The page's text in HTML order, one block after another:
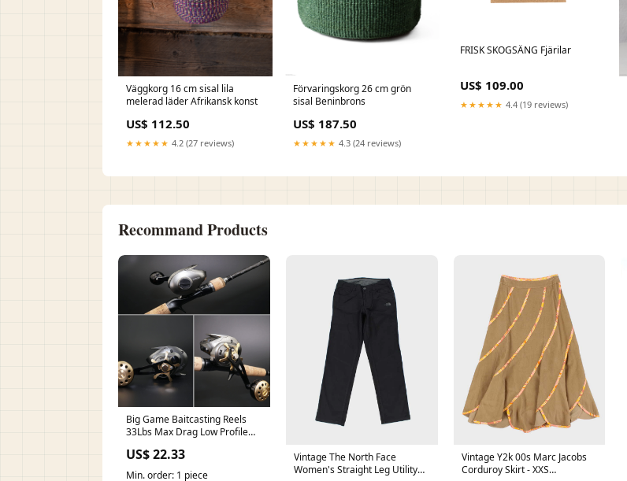
Väggkorg 16 cm sisal lila
melerad läder Afrikansk konst
US$ 112.50
★★★★★ 4.2 (27 reviews)
Förvaringskorg 26 cm grön
sisal Beninbrons
US$ 187.50
★★★★★ 4.3 (24 reviews)
FRISK SKOGSÄNG Fjärilar
US$ 109.00
★★★★★ 4.4 (19 reviews)
Recommand Products
Big Game Baitcasting Reels
33Lbs Max Drag Low Profile
Sports & Outdoors
US$ 22.33
Min. order: 1 piece
Vintage The North Face
Women's Straight Leg Utility
Vintage Y2k 00s Marc Jacobs
Corduroy Skirt - XXS